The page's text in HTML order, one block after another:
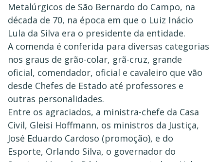
Metalúrgicos de São Bernardo do Campo, na
década de 70, na época em que o Luiz Inácio
Lula da Silva era o presidente da entidade.
A comenda é conferida para diversas categorias
nos graus de grão-colar, grã-cruz, grande
oficial, comendador, oficial e cavaleiro que vão
desde Chefes de Estado até professores e
outras personalidades.
Entre os agraciados, a ministra-chefe da Casa
Civil, Gleisi Hoffmann, os ministros da Justiça,
José Eduardo Cardoso (promoção), e do
Esporte, Orlando Silva, o governador do